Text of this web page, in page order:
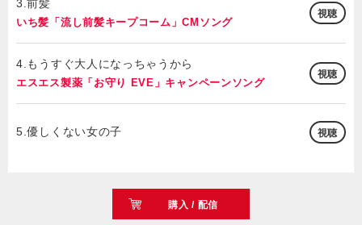
3.前髪
いち髪「流し前髪キープコーム」CMソング
視聴
4.もうすぐ大人になっちゃうから
エスエス製薬「お守り EVE」キャンペーンソング
視聴
5.優しくない女の子 視聴
購入 / 配信